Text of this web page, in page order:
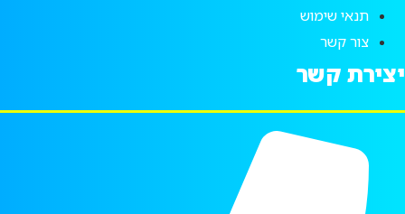
תנאי שימוש
צור קשר
יצירת קשר